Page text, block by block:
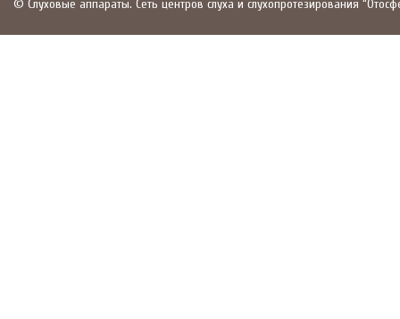
© Слуховые аппараты. Сеть центров слуха и слухопротезирования